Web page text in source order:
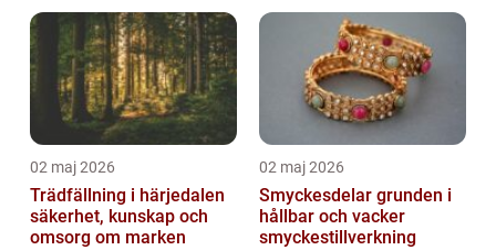
02 maj 2026
Trädfällning i härjedalen
säkerhet, kunskap och
omsorg om marken
02 maj 2026
Smyckesdelar grunden i
hållbar och vacker
smyckestillverkning